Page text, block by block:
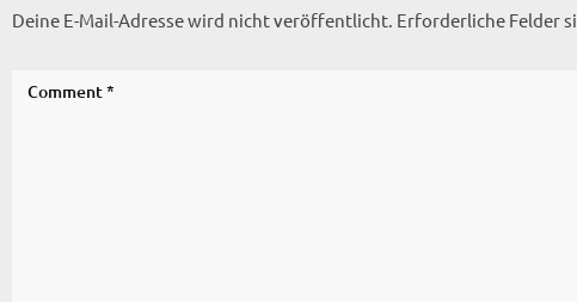
Deine E-Mail-Adresse wird nicht veröffentlicht. Erforderliche Felder